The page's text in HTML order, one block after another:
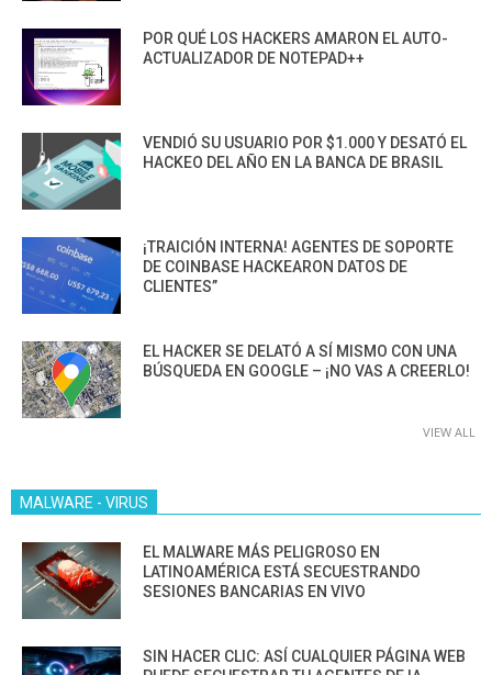
POR QUÉ LOS HACKERS AMARON EL AUTO-
ACTUALIZADOR DE NOTEPAD++
VENDIÓ SU USUARIO POR $1.000 Y DESATÓ EL
HACKEO DEL AÑO EN LA BANCA DE BRASIL
¡TRAICIÓN INTERNA! AGENTES DE SOPORTE
DE COINBASE HACKEARON DATOS DE
CLIENTES”
EL HACKER SE DELATÓ A SÍ MISMO CON UNA
BÚSQUEDA EN GOOGLE – ¡NO VAS A CREERLO!
VIEW ALL
MALWARE - VIRUS
EL MALWARE MÁS PELIGROSO EN
LATINOAMÉRICA ESTÁ SECUESTRANDO
SESIONES BANCARIAS EN VIVO
SIN HACER CLIC: ASÍ CUALQUIER PÁGINA WEB